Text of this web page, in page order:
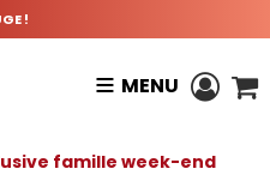
!
MENU
famille week-end